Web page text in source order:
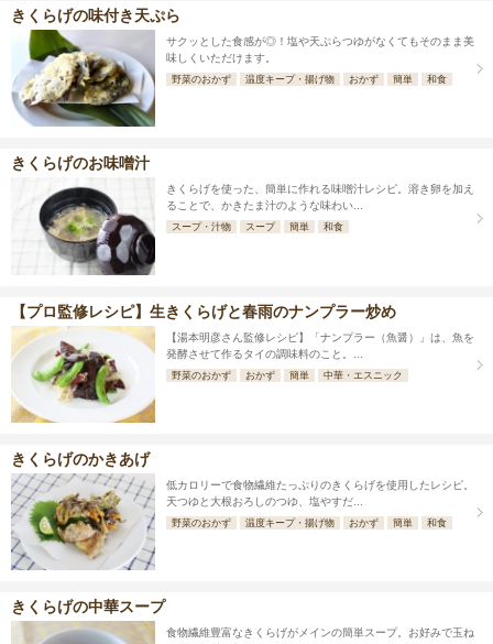
きくらげの味付き天ぷら
サクッとした食感が◎！塩や天ぷらつゆがなくてもそのまま美
味しくいただけます。
野菜のおかず 温度キープ・揚げ物 おかず 簡単 和食
きくらげのお味噌汁
きくらげを使った、簡単に作れる味噌汁レシピ。溶き卵を加え
ることで、かきたま汁のような味わい...
スープ・汁物 スープ 簡単 和食
【プロ監修レシピ】生きくらげと春雨のナンプラー炒め
【湯本明彦さん監修レシピ】「ナンプラー（魚醤）」は、魚を
発酵させて作るタイの調味料のこと。...
野菜のおかず おかず 簡単 中華・エスニック
きくらげのかきあげ
低カロリーで食物繊維たっぷりのきくらげを使用したレシピ。
天つゆと大根おろしのつゆ、塩やすだ...
野菜のおかず 温度キープ・揚げ物 おかず 簡単 和食
きくらげの中華スープ
食物繊維豊富なきくらげがメインの簡単スープ。お好みで玉ね